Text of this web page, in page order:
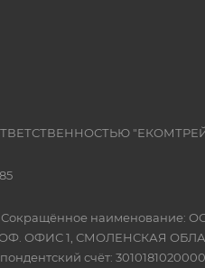
Сокращённое
ОФИС 1, СМОЛЕНСКАЯ
счёт: